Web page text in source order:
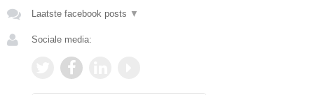
Laatste facebook posts ▼
Sociale media: